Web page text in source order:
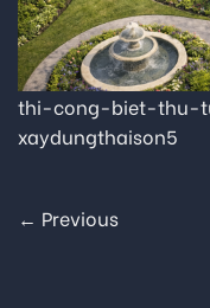
thi-cong-biet-thu-
xaydungthaison5
← Previous